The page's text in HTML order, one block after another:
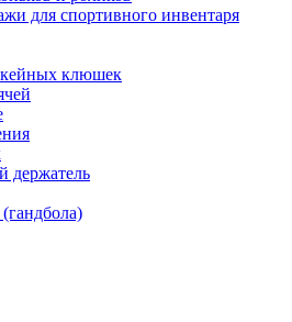
для спортивного инвентаря
клюшек
держатель